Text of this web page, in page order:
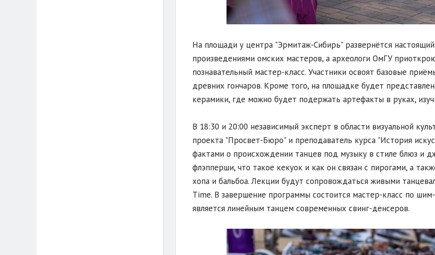
На площади у центра "Эрмитаж-Сибирь" развернётся
произведениями омских мастеров, а археологи ОмГУ
познавательный мастер-класс. Участники освоят базовые
древних гончаров. Кроме того, на площадке будет
керамики, где можно будет подержать артефакты в руках,
В 18:30 и 20:00 независимый эксперт в области визуальной
проекта "Просвет-Бюро" и преподаватель курса "История
фактами о происхождении танцев под музыку в стиле блюз и
флэпперши, что такое кекуок и как он связан с пирогами, а
хопа и бальбоа. Лекции будут сопровождаться живыми
Time. В завершение программы состоится мастер-класс по
является линейным танцем современных свинг-денсеров.